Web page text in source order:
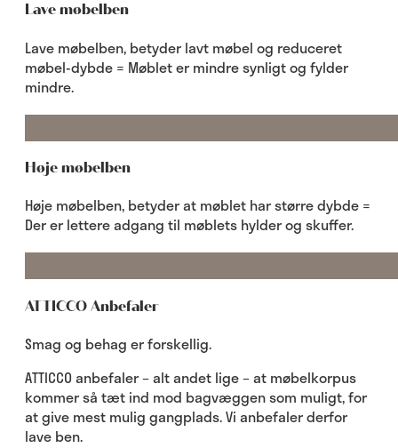
Lave møbelben
Lave møbelben, betyder lavt møbel og reduceret
møbel-dybde = Møblet er mindre synligt og fylder
mindre.
Høje møbelben
Høje møbelben, betyder at møblet har større dybde =
Der er lettere adgang til møblets hylder og skuffer.
ATTICCO Anbefaler
Smag og behag er forskellig.
ATTICCO anbefaler – alt andet lige – at møbelkorpus
kommer så tæt ind mod bagvæggen som muligt, for
at give mest mulig gangplads. Vi anbefaler derfor
lave ben.